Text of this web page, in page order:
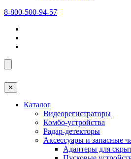
8-800-500-94-57
✕
Каталог
Видеорегистраторы
Комбо-устройства
Радар-детекторы
Аксессуары и запасные
Адаптеры для